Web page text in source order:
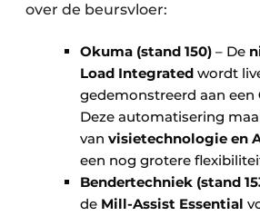
over de beursvloer:
Okuma (stand 150) – De
Load Integrated wordt
gedemonstreerd aan een
Deze automatisering
van visietechnologie en
een nog grotere
Bendertechniek (stand
de Mill-Assist Essential